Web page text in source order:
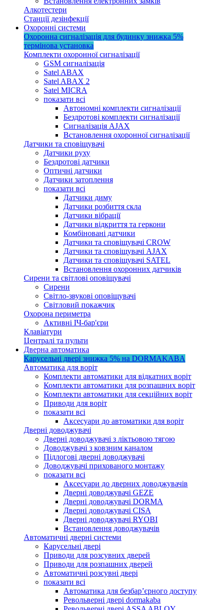
Алкотестери
Станції дезінфекції
Охоронні системи
Охоронна сигналізація для будинку знижка 5%
термінова установка
Комплекти охоронної сигналізації
GSM сигналізація
Satel ABAX
Satel ABAX 2
Satel MICRA
показати всі
Автономні комплекти сигналізації
Бездротові комплекти сигналізації
Сигналізація AJAX
Встановлення охоронної сигналізації
Датчики та сповіщувачі
Датчики руху
Бездротові датчики
Оптичні датчики
Датчики затоплення
показати всі
Датчики диму
Датчики розбиття скла
Датчики вібрації
Датчики відкриття та геркони
Комбіновані датчики
Датчики та сповіщувачі CROW
Датчики та сповіщувачі AJAX
Датчики та сповіщувачі SATEL
Встановлення охоронних датчиків
Сирени та світлові оповіщувачі
Сирени
Світло-звукові оповіщувачі
Світловий покажчик
Охорона периметра
Активні ІЧ-бар'єри
Клавіатури
Централі та пульти
Дверна автоматика
Карусельні двері знижка 5% на DORMAKABA
Автоматика для воріт
Комплекти автоматики для відкатних воріт
Комплекти автоматики для розпашних воріт
Комплекти автоматики для секційних воріт
Приводи для воріт
показати всі
Аксесуари до автоматики для воріт
Дверні доводжувачі
Дверні доводжувачі з ліктьовою тягою
Доводжувачі з ковзним каналом
Підлогові дверні доводжувачі
Доводжувачі прихованого монтажу
показати всі
Аксесуари до дверних доводжувачів
Дверні доводжувачі GEZE
Дверні доводжувачі DORMA
Дверні доводжувачі CISA
Дверні доводжувачі RYOBI
Встановлення доводжувачів
Автоматичні дверні системи
Карусельні двері
Приводи для розсувних дверей
Приводи для розпашних дверей
Автоматичні розсувні двері
показати всі
Автоматика для безбар’єрного доступу
Револьверні двері dormakaba